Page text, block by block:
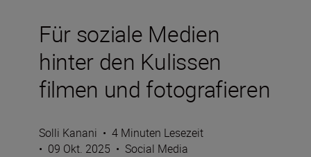
Für soziale Medien
hinter den Kulissen
filmen und fotografieren
Solli Kanani • 4 Minuten Lesezeit
• 09 Okt. 2025 • Social Media